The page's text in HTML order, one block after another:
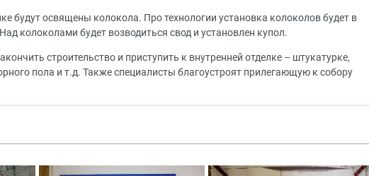
будут освящены колокола. Про технологии установка колоколов будет в
колоколами будет возводиться свод и установлен купол.
строительство и приступить к внутренней отделке – штукатурке,
пола и т.д. Также специалисты благоустроят прилегающую к собору